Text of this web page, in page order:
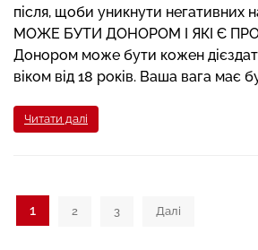
після, щоби уникнути негативних
МОЖЕ БУТИ ДОНОРОМ І ЯКІ Є
Донором може бути кожен
віком від 18 років. Ваша вага має
Читати далі
Posts
pagination
1 2 3 Далі